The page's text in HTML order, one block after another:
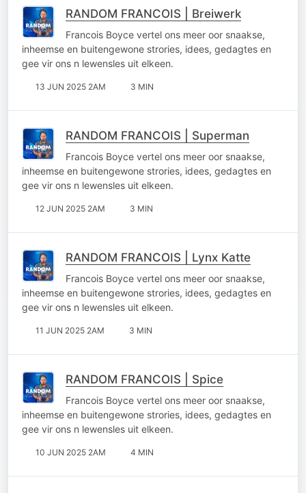
RANDOM FRANCOIS | Breiwerk
Francois Boyce vertel ons meer oor snaakse,
inheemse en buitengewone strories, idees, gedagtes en
gee vir ons n lewensles uit elkeen.
13 JUN 2025 2AM 3 MIN
RANDOM FRANCOIS | Superman
Francois Boyce vertel ons meer oor snaakse,
inheemse en buitengewone strories, idees, gedagtes en
gee vir ons n lewensles uit elkeen.
12 JUN 2025 2AM 3 MIN
RANDOM FRANCOIS | Lynx Katte
Francois Boyce vertel ons meer oor snaakse,
inheemse en buitengewone strories, idees, gedagtes en
gee vir ons n lewensles uit elkeen.
11 JUN 2025 2AM 3 MIN
RANDOM FRANCOIS | Spice
Francois Boyce vertel ons meer oor snaakse,
inheemse en buitengewone strories, idees, gedagtes en
gee vir ons n lewensles uit elkeen.
10 JUN 2025 2AM 4 MIN